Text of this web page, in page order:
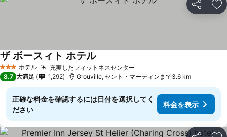
シェア お
3 ホテルのランク
ホテル 充実したフィットネスセンター
ザ ボースィト ホテル
8.7 大満足 1,292 Grouville, セント・マーティンまで3.6 km
正確な料金を確認するには日付を選択してく
ださい
料金を表示